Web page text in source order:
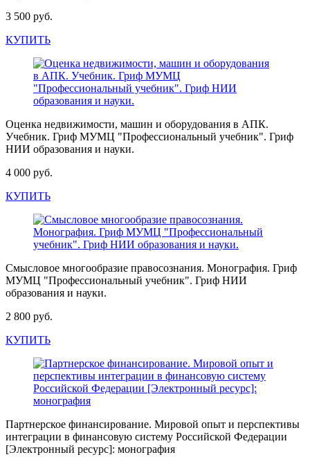
3 500 руб.
КУПИТЬ
Оценка недвижимости, машин и оборудования в АПК.
Учебник. Гриф МУМЦ "Профессиональный учебник". Гриф
НИИ образования и науки.
4 000 руб.
КУПИТЬ
Смысловое многообразие правосознания. Монография. Гриф
МУМЦ "Профессиональный учебник". Гриф НИИ
образования и науки.
2 800 руб.
КУПИТЬ
Партнерское финансирование. Мировой опыт и перспективы
интеграции в финансовую систему Российской Федерации
[Электронный ресурс]: монография